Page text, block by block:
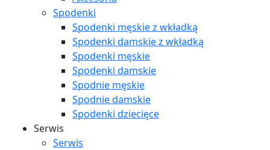
Spodenki
Spodenki męskie z wkładką
Spodenki damskie z wkładką
Spodenki męskie
Spodenki damskie
Spodnie męskie
Spodnie damskie
Spodenki dziecięce
Serwis
Serwis